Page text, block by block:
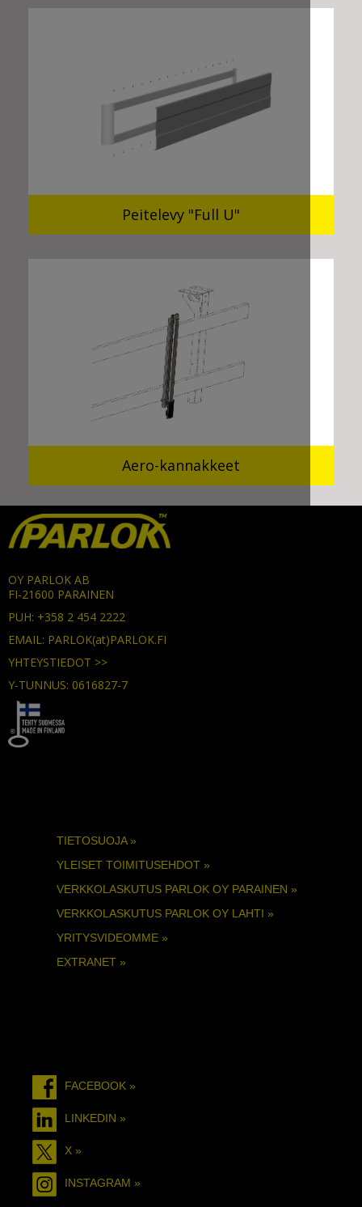
Peitelevy "Full U"
Aero-kannakkeet
OY PARLOK AB
FI-21600 PARAINEN
PUH: +358 2 454 2222
EMAIL: PARLOK(at)PARLOK.FI
YHTEYSTIEDOT >>
Y-TUNNUS: 0616827-7
TIETOSUOJA »
YLEISET TOIMITUSEHDOT »
VERKKOLASKUTUS PARLOK OY PARAINEN »
VERKKOLASKUTUS PARLOK OY LAHTI »
YRITYSVIDEOMME »
EXTRANET »
FACEBOOK »
LINKEDIN »
X »
INSTAGRAM »